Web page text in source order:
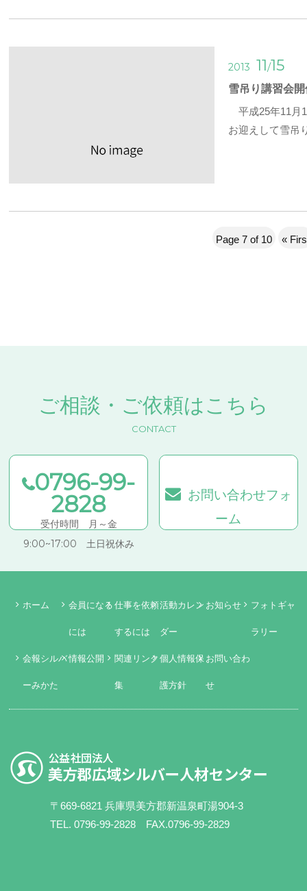
2013 11/15
雪吊り講習会
平成25年11月
お迎えして雪吊
Page 7 of 10 «
ご相談・ご依頼はこちら
CONTACT
0796-99-
2828
受付時間 月～金
9:00~17:00 土日祝休み
お問い合わせフォ
ーム
ホーム 会員になる
には
仕事を依頼
するには
活動カレン
ダー
お知らせ フォトギャ
ラリー
会報シルバ
ーみかた
情報公開 関連リンク
集
個人情報保
護方針
お問い合わ
せ
〒669-6821 兵庫県美方郡新温泉町湯904-3
TEL. 0796-99-2828 FAX.0796-99-2829